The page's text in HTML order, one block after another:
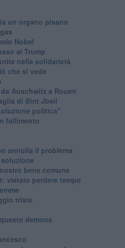
un organo pisano
Nobel
ai Trump
nella solidarietà
che si vede
Auschwitz a Rouen
di Bint Jbeil
politica"
fallimento
annulla il problema
bene comune
vietato perdere tempo
triste
demone